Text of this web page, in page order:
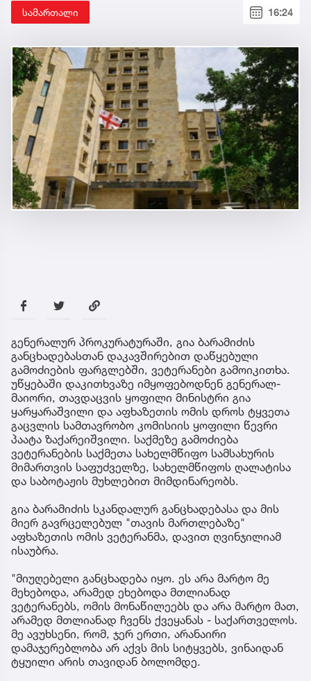
სამართალი 16:24
გენერალურ პროკურატურაში, გია ბარამიძის
განცხადებასთან დაკავშირებით დაწყებული
გამოძიების ფარგლებში, ვეტერანები გამოიკითხა.
უწყებაში დაკითხვაზე იმყოფებოდნენ გენერალ-
მაიორი, თავდაცვის ყოფილი მინისტრი გია
ყარყარაშვილი და აფხაზეთის ომის დროს ტყვეთა
გაცვლის სამთავრობო კომისიის ყოფილი წევრი
პაატა ზაქარეიშვილი. საქმეზე გამოძიება
ვეტერანების საქმეთა სახელმწიფო სამსახურის
მიმართვის საფუძველზე, სახელმწიფოს ღალატისა
და საბოტაჟის მუხლებით მიმდინარეობს.
გია ბარამიძის სკანდალურ განცხადებასა და მის
მიერ გავრცელებულ "თავის მართლებაზე"
აფხაზეთის ომის ვეტერანმა, დავით ღვინჯილიამ
ისაუბრა.
"მიუღებელი განცხადება იყო. ეს არა მარტო მე
მეხებოდა, არამედ ეხებოდა მთლიანად
ვეტერანებს, ომის მონაწილეებს და არა მარტო მათ,
არამედ მთლიანად ჩვენს ქვეყანას - საქართველოს.
მე ავუხსენი, რომ, ჯერ ერთი, არანაირი
დამაჯერებლობა არ აქვს მის სიტყვებს, ვინაიდან
ტყუილი არის თავიდან ბოლომდე.